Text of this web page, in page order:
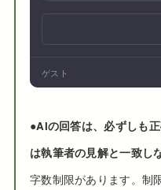
ゲスト
●AIの回答は、必ずしも
は執筆者の見解と一致し
字数制限があります。制